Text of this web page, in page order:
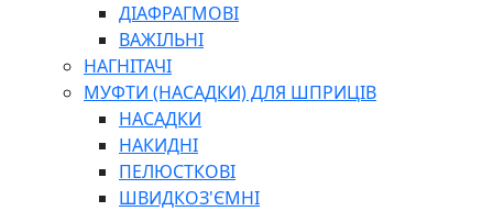
ДІАФРАГМОВІ
ВАЖІЛЬНІ
НАГНІТАЧІ
МУФТИ (НАСАДКИ) ДЛЯ ШПРИЦІВ
НАСАДКИ
НАКИДНІ
ПЕЛЮСТКОВІ
ШВИДКОЗ'ЄМНІ